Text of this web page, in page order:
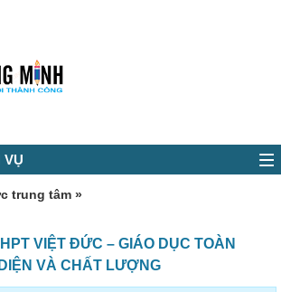
VỤ
trung tâm »
VIỆT ĐỨC – GIÁO DỤC TOÀN
DIỆN VÀ CHẤT LƯỢNG